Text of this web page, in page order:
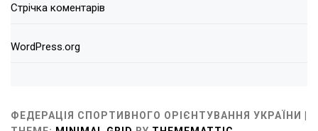
Стрічка коментарів
WordPress.org
ФЕДЕРАЦІЯ СПОРТИВНОГО ОРІЄНТУВАННЯ УКРАЇНИ |